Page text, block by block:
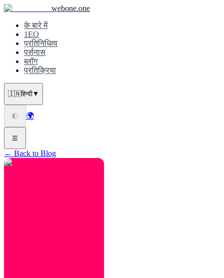
webone.one
के बारे में
1EO
प्रतिनिधित्व
पर्सनास
ब्लॉग
प्रतिक्रिया
🇮🇳हिन्दी▼
🌓 🌍
☰
← Back to Blog